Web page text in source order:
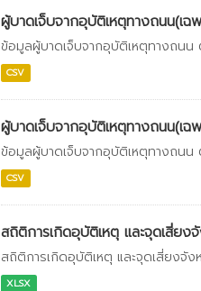
ผู้บาดเจ็บจากอุบัติเหตุทางถนน(เฉ
ข้อมูลผู้บาดเจ็บจากอุบัติเหตุทางถนน
CSV
ผู้บาดเจ็บจากอุบัติเหตุทางถนน(เฉ
ข้อมูลผู้บาดเจ็บจากอุบัติเหตุทางถนน
CSV
สถิติการเกิดอุบัติเหตุ และจุดเสี่ยงจั
สถิติการเกิดอุบัติเหตุ และจุดเสี่ยงจั
XLSX